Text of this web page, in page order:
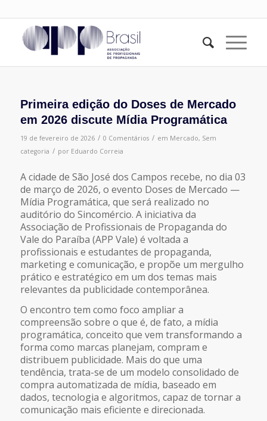
Primeira edição do Doses de Mercado
em 2026 discute Mídia Programática
19 de fevereiro de 2026 / 0 Comentários / em Mercado, Sem
categoria / por Eduardo Correia
A cidade de São José dos Campos recebe, no dia 03
de março de 2026, o evento Doses de Mercado —
Mídia Programática, que será realizado no
auditório do Sincomércio. A iniciativa da
Associação de Profissionais de Propaganda do
Vale do Paraíba (APP Vale) é voltada a
profissionais e estudantes de propaganda,
marketing e comunicação, e propõe um mergulho
prático e estratégico em um dos temas mais
relevantes da publicidade contemporânea.
O encontro tem como foco ampliar a
compreensão sobre o que é, de fato, a mídia
programática, conceito que vem transformando a
forma como marcas planejam, compram e
distribuem publicidade. Mais do que uma
tendência, trata-se de um modelo consolidado de
compra automatizada de mídia, baseado em
dados, tecnologia e algoritmos, capaz de tornar a
comunicação mais eficiente e direcionada.